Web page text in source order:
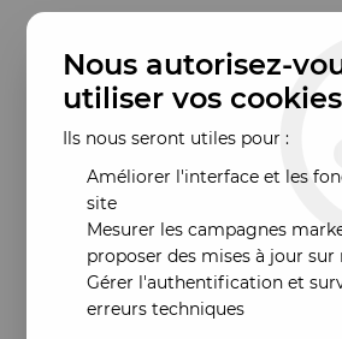
Nous autorisez-
utiliser vos
Ils nous seront utiles pour :
Améliorer l'interface et les
site
Mesurer les campagnes
proposer des mises à jour
Gérer l'authentification et
erreurs techniques